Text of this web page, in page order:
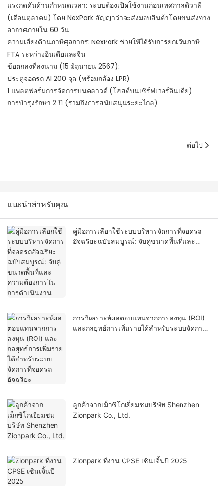
แรงกดดันด้านกำหนดเวลา: ระบบต้องเปิดใช้งานก่อนเทศกาลดิวาลี
(เดือนตุลาคม) โดย NexPark สัญญาว่าจะส่งมอบสินค้าโดยขนส่งทาง
อากาศภายใน 60 วัน
ความเสี่ยงด้านภาษีศุลกากร: NexPark ช่วยให้ได้รับการยกเว้นภาษี
FTA ระหว่างอินเดียและจีน
ข้อตกลงที่ลงนาม (15 มิถุนายน 2567):
ประตูจอดรถ AI 200 จุด (พร้อมกล้อง LPR)
1 แพลตฟอร์มการจัดการบนคลาวด์ (โฮสต์บนเซิร์ฟเวอร์อินเดีย)
การบำรุงรักษา 2 ปี (รวมถึงการสนับสนุนระยะไกล)
ต่อไป
แนะนำสำหรับคุณ
คู่มือการเลือกใช้ระบบบริหารจัดการที่จอดรถ
อัจฉริยะฉบับสมบูรณ์: จับคู่ขนาดพื้นที่และ
การวิเคราะห์ผลตอบแทนจากการลงทุน (ROI)
และกลยุทธ์การเพิ่มรายได้สำหรับระบบจัดการที่
ลูกค้าจากเม็กซิโกเยี่ยมชมบริษัท Shenzhen
Zionpark Co., Ltd.
Zionpark ที่งาน CPSE เซินเจิ้นปี 2025